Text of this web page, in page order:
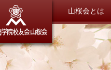
追手門
総会・新年会
山桜会とは